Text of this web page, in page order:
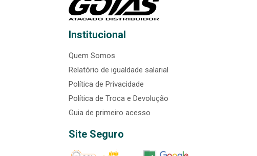
Institucional
Quem Somos
Relatório de igualdade salarial
Política de Privacidade
Política de Troca e Devolução
Guia de primeiro acesso
Site Seguro